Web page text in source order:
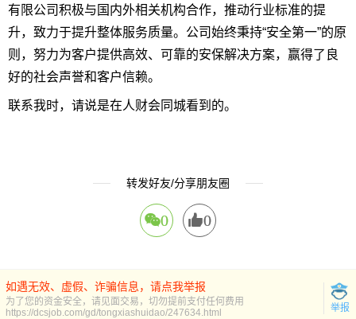
有限公司积极与国内外相关机构合作，推动行业标准的提
升，致力于提升整体服务质量。公司始终秉持“安全第一”的原
则，努力为客户提供高效、可靠的安保解决方案，赢得了良
好的社会声誉和客户信赖。
联系我时，请说是在人财会同城看到的。
转发好友/分享朋友圈
0 0
如遇无效、虚假、诈骗信息，请点我举报
为了您的资金安全，请见面交易，切勿提前支付任何费用
举报
https://dcsjob.com/gd/tongxiashuidao/247634.html